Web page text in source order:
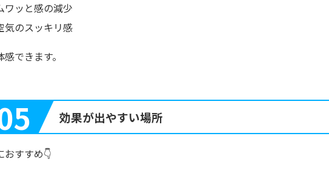
ワッと感の減少
気のスッキリ感
感できます。
効果が出やすい場所
おすすめ👇